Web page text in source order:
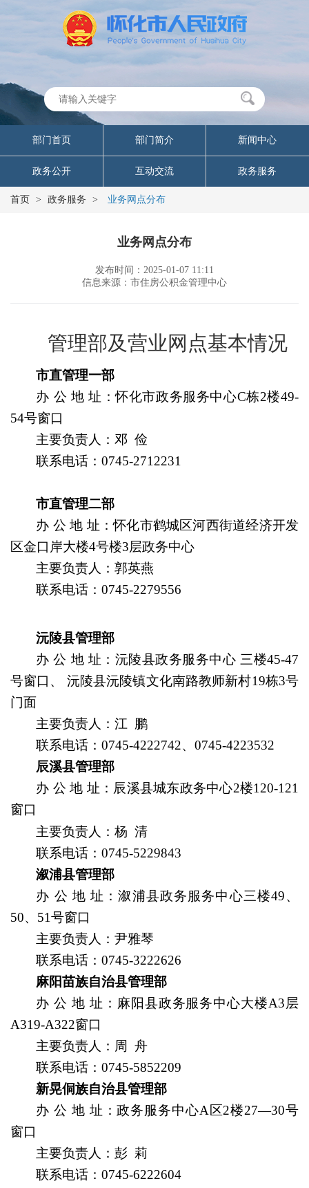
部门首页 部门简介 新闻中心
政务公开 互动交流 政务服务
首页 > 政务服务 > 业务网点分布
业务网点分布
发布时间：2025-01-07 11:11
信息来源：市住房公积金管理中心
管理部及营业网点基本情况
市直管理一部
办 公 地 址：怀化市政务服务中心C栋2楼49-
54号窗口
主要负责人 ：邓 俭
联系电话：0745-2712231
市直管理二部
办 公 地 址：怀化市鹤城区河西街道经济开发
区金口岸大楼4号楼3层政务中心
主要负责人 ：郭英燕
联系电话：0745-2279556
沅陵县管理部
办 公 地 址 ： 沅陵县政务服务中心 三楼45-47
号窗口、 沅陵县沅陵镇文化南路教师新村19栋3号
门面
主要负责人 ：江 鹏
联系电话：0745-4222742、0745-4223532
辰溪县管理部
办 公 地 址 ： 辰溪县城东政务中心2楼120-121
窗口
主要负责人 ：杨 清
联系电话：0745-5229843
溆浦县管理部
办 公 地 址 ：溆浦县政务服务中心三楼49、
50、51号窗口
主要负责人 ：尹雅琴
联系电话：0745-3222626
麻阳苗族自治县管理部
办 公 地 址 ：麻阳县政务服务中心大楼A3层
A319-A322窗口
主要负责人 ：周 舟
联系电话：0745-5852209
新晃侗族自治县管理部
办 公 地 址 ：政务服务中心A区2楼27—30号
窗口
主要负责人 ：彭 莉
联系电话：0745-6222604